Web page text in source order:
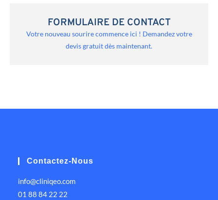
FORMULAIRE DE CONTACT
Votre nouveau sourire commence ici ! Demandez votre
devis gratuit dès maintenant.
Contactez-Nous
info@cliniqeo.com
01 88 84 22 22